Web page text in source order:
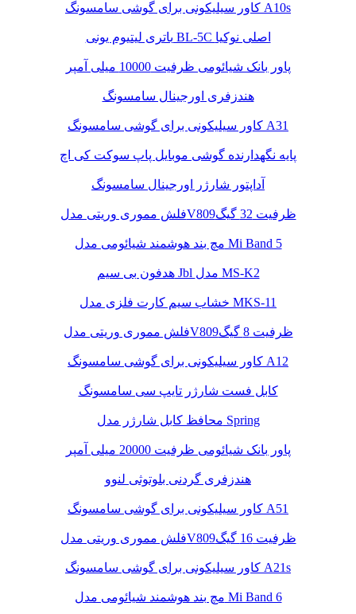
کاور سیلیکونی برای گوشی سامسونگ A10s
باتری لیتیوم یونی BL-5C اصلی نوکیا
پاور بانک شیائومی ظرفیت 10000 میلی آمپر
هندزفری اورجینال سامسونگ
کاور سیلیکونی برای گوشی سامسونگ A31
پایه نگهدارنده گوشی موبایل پاپ سوکت کی اچ
آداپتور شارژر اورجینال سامسونگ
فلش مموری وریتی مدلV809ظرفیت 32 گیگ
مچ بند هوشمند شیائومی مدل Mi Band 5
هدفون بی سیم Jbl مدل MS-K2
خشاب سیم کارت فلزی مدل MKS-11
فلش مموری وریتی مدلV809ظرفیت 8 گیگ
کاور سیلیکونی برای گوشی سامسونگ A12
کابل فست شارژر تایپ سی سامسونگ
محافظ کابل شارژر مدل Spring
پاور بانک شیائومی ظرفیت 20000 میلی آمپر
هندزفری گردنی بلوتوثی لنوو
کاور سیلیکونی برای گوشی سامسونگ A51
فلش مموری وریتی مدلV809ظرفیت 16 گیگ
کاور سیلیکونی برای گوشی سامسونگ A21s
مچ بند هوشمند شیائومی مدل Mi Band 6